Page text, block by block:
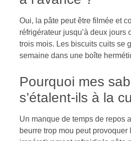
Oui, la pâte peut être filmée et
réfrigérateur jusqu’à deux jours
trois mois. Les biscuits cuits se
semaine dans une boîte
Pourquoi mes
s’étalent-ils à la
Un manque de temps de repos
beurre trop mou peut provoquer